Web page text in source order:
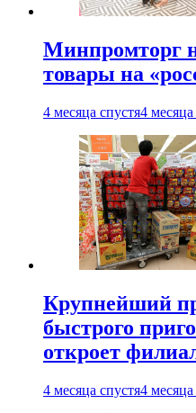
Минпромторг
товары на
4 месяца спустя4 месяца
Крупнейший
быстрого
откроет
4 месяца спустя4 месяца